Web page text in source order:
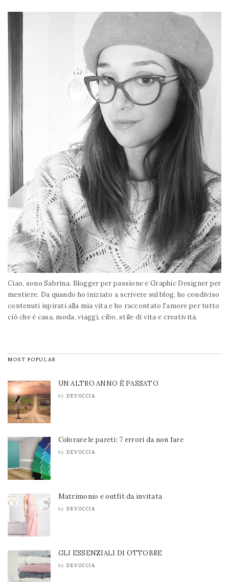
Ciao, sono Sabrina. Blogger per passione e Graphic Designer per
mestiere. Da quando ho iniziato a scrivere sul blog, ho condiviso
contenuti ispirati alla mia vita e ho raccontato l'amore per tutto
ciò che è casa, moda, viaggi, cibo, stile di vita e creatività.
MOST POPULAR
UN ALTRO ANNO È PASSATO
by DEVUCCIA
Colorare le pareti: 7 errori da non fare
by DEVUCCIA
Matrimonio e outfit da invitata
by DEVUCCIA
GLI ESSENZIALI DI OTTOBRE
by DEVUCCIA